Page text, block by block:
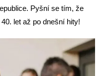
Pyšní se tím, že
let až po dnešní hity!